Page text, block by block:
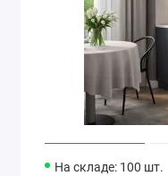
На складе: 100 шт.